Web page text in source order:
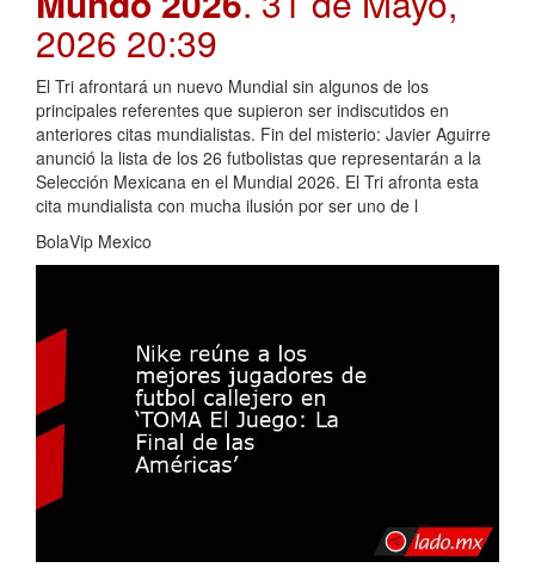
2026 20:39
El Tri afrontará un nuevo Mundial sin algunos de los
principales referentes que supieron ser indiscutidos en
anteriores citas mundialistas. Fin del misterio: Javier Aguirre
anunció la lista de los 26 futbolistas que representarán a la
Selección Mexicana en el Mundial 2026. El Tri afronta esta
cita mundialista con mucha ilusión por ser uno de l
BolaVip Mexico